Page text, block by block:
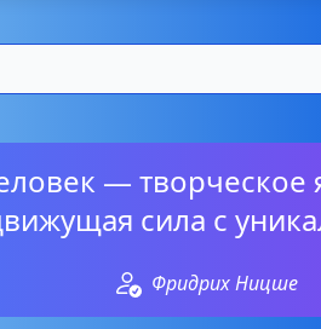
— творческое
сила с
Фридрих Ницше